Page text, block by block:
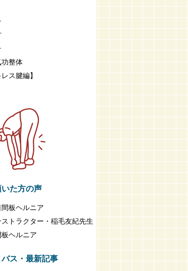
功整体
ス腱編】
た方の声
板ヘルニア
トラクター・稲毛友紀先生
ヘルニア
ス・最新記事